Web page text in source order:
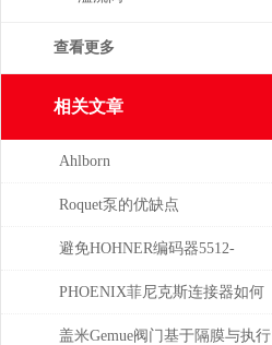
查看更多
相关文章
Ahlborn
Roquet泵的优缺点
避免HOHNER编码器5512-
05FR-0800损坏的5个常见操作
误区
PHOENIX菲尼克斯连接器如何
保证数据的安全性
盖米Gemue阀门基于隔膜与执行